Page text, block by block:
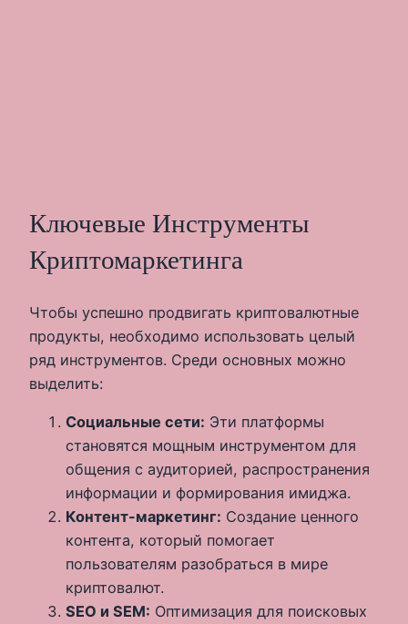
Ключевые Инструменты
Криптомаркетинга
Чтобы успешно продвигать криптовалютные
продукты, необходимо использовать целый
ряд инструментов. Среди основных можно
выделить:
Социальные сети: Эти платформы
становятся мощным инструментом для
общения с аудиторией, распространения
информации и формирования имиджа.
Контент-маркетинг: Создание ценного
контента, который помогает
пользователям разобраться в мире
криптовалют.
SEO и SEM: Оптимизация для поисковых